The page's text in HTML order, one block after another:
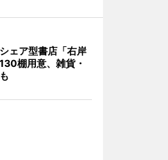
ェア型書店「右岸
棚用意、雑貨・